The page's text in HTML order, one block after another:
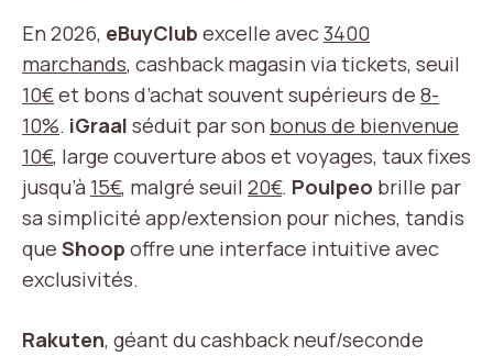
En 2026, eBuyClub excelle avec3400
marchands, cashback magasin via tickets, seuil
10€et bons d’achat souvent supérieurs de 8-
10%. iGraal séduit par son bonus de bienvenue
10€, large couverture abos et voyages, taux fixes
jusqu’à 15€, malgré seuil 20€. Poulpeo brille par
sa simplicité app/extension pour niches, tandis
que Shoop offre une interface intuitive avec
exclusivités.
Rakuten, géant du cashback neuf/seconde